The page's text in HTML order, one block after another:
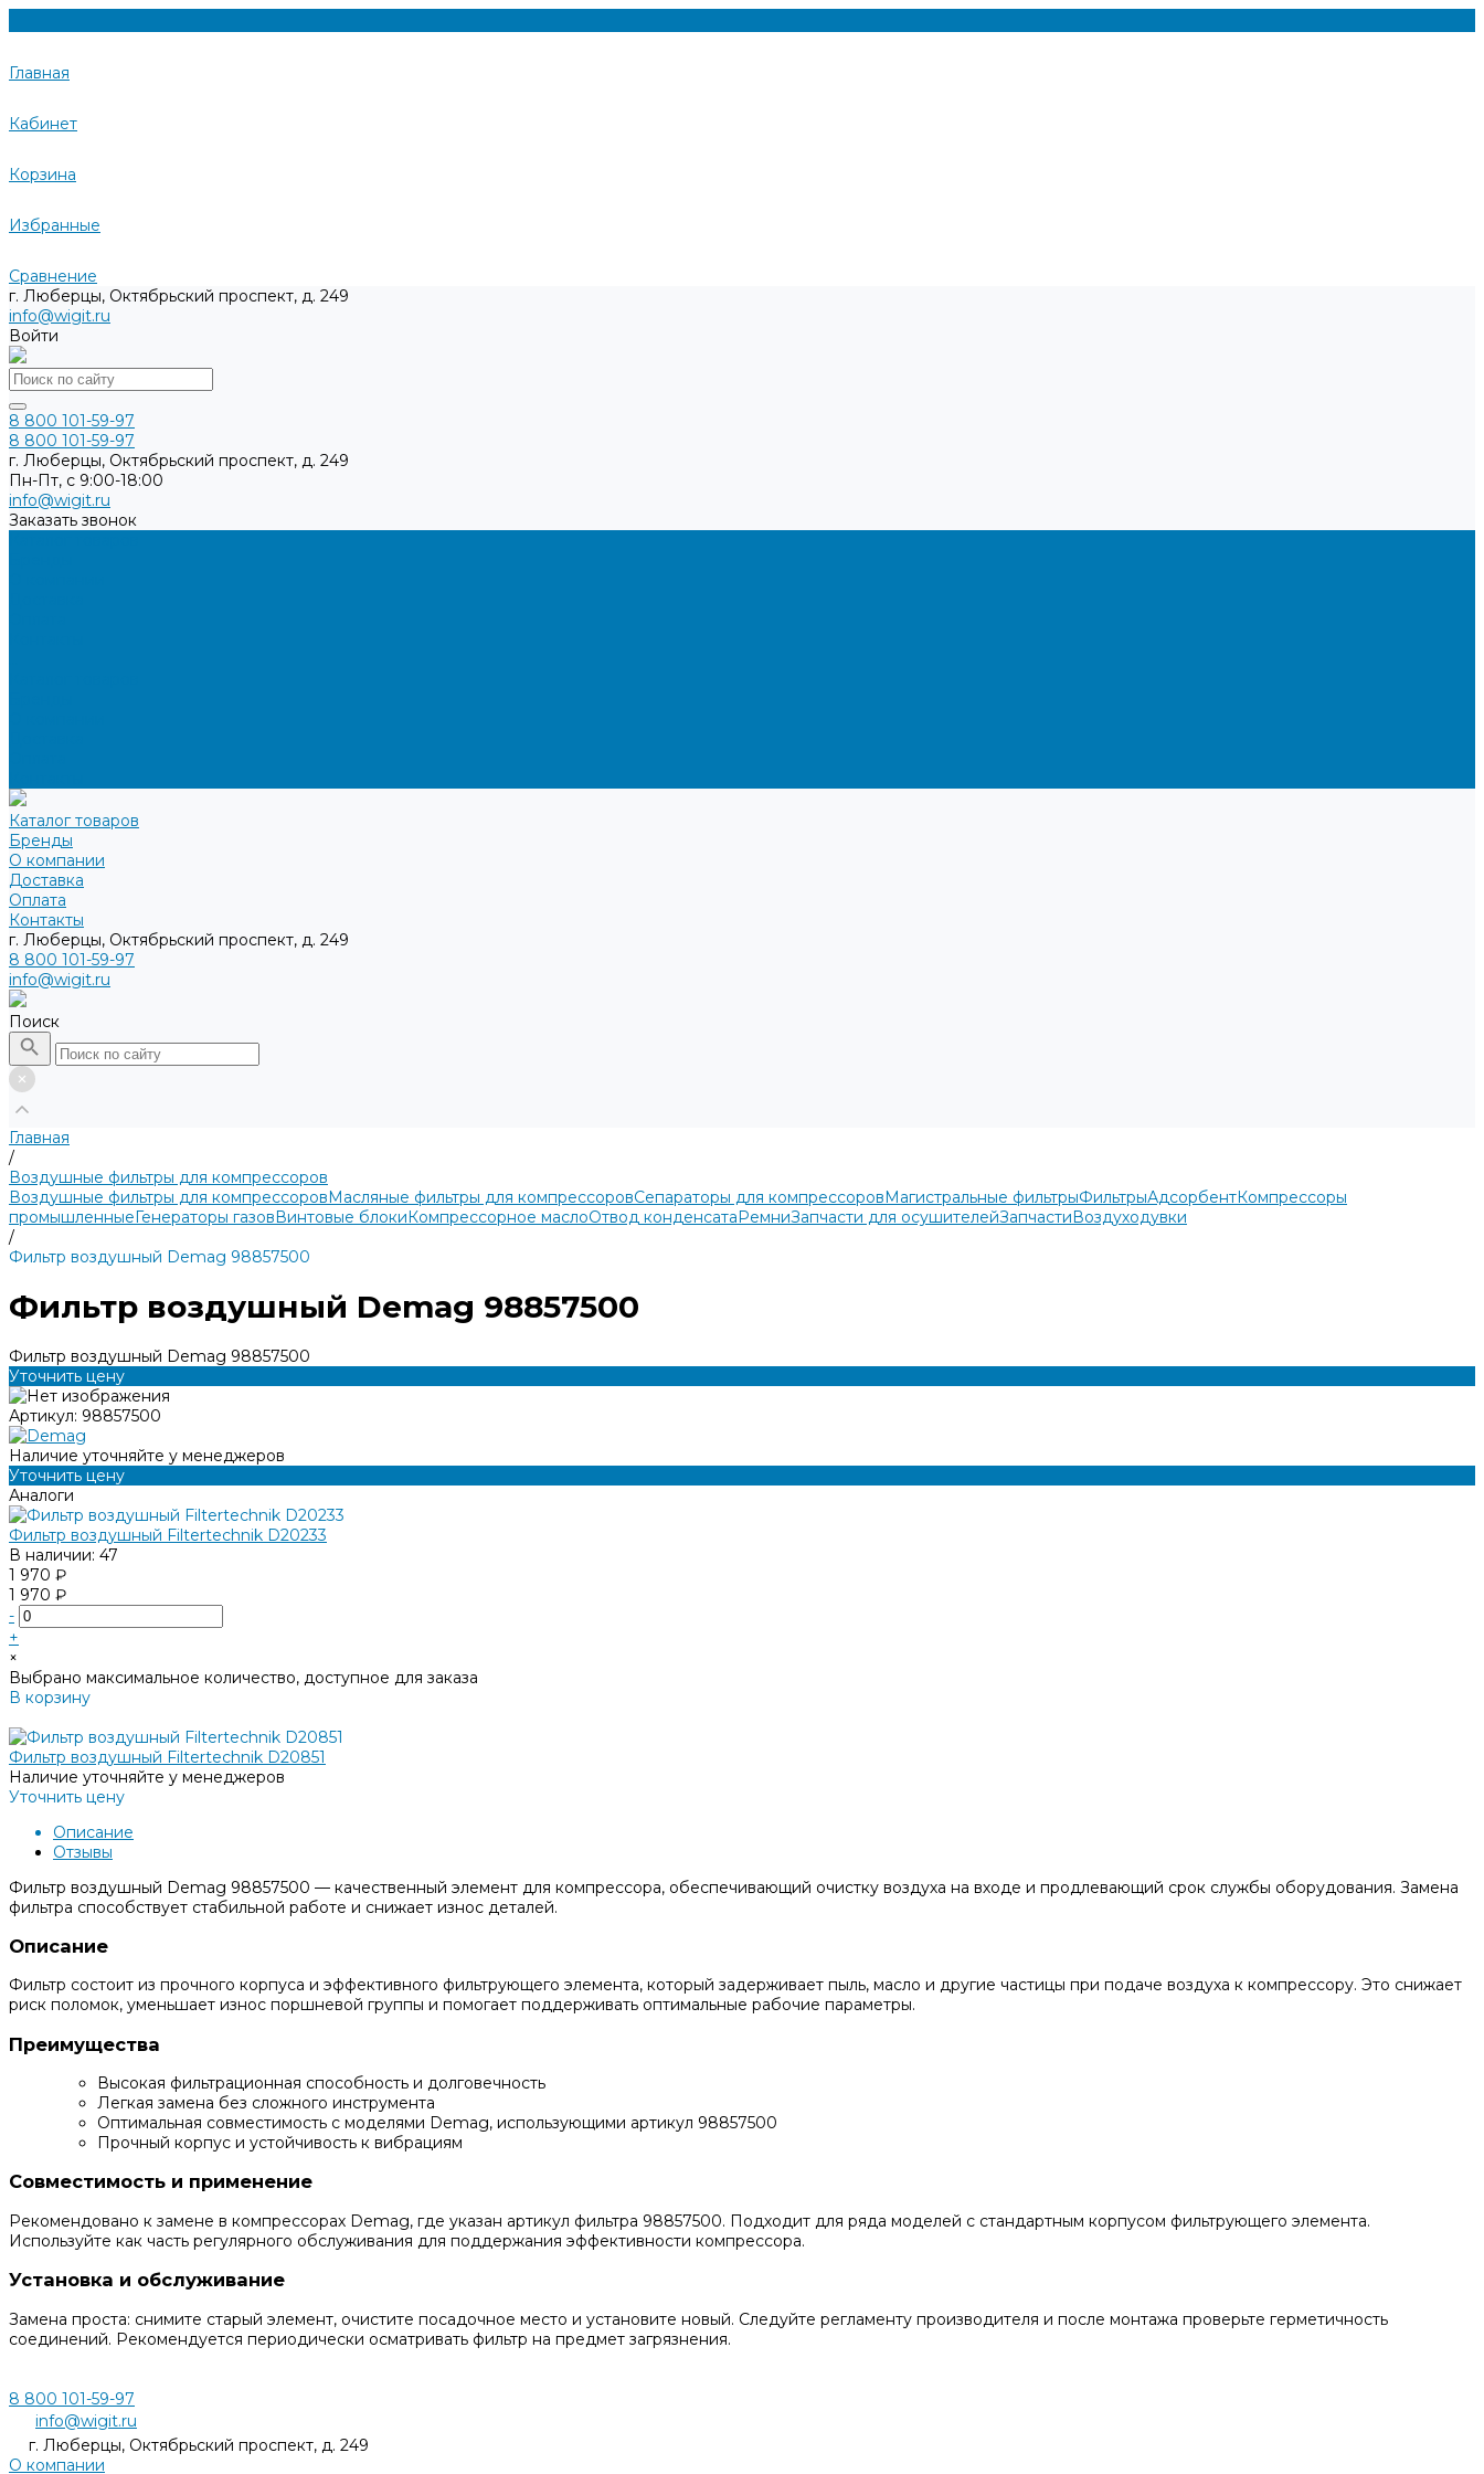
Главная
Кабинет
Корзина
Избранные
Сравнение
г. Люберцы, Октябрьский проспект, д. 249
info@wigit.ru
Войти
8 800 101-59-97
8 800 101-59-97
г. Люберцы, Октябрьский проспект, д. 249
Пн-Пт, с 9:00-18:00
info@wigit.ru
Заказать звонок
Каталог товаров
Бренды
О компании
Доставка
Оплата
Контакты
г. Люберцы, Октябрьский проспект, д. 249
8 800 101-59-97
info@wigit.ru
Поиск
Главная
/
Воздушные фильтры для компрессоров
Воздушные фильтры для компрессоровМасляные фильтры для компрессоровСепараторы для компрессоровМагистральные фильтрыФильтрыАдсорбентКомпрессоры
промышленныеГенераторы газовВинтовые блокиКомпрессорное маслоОтвод конденсатаРемниЗапчасти для осушителейЗапчастиВоздуходувки
/
Фильтр воздушный Demag 98857500
Фильтр воздушный Demag 98857500
Фильтр воздушный Demag 98857500
Уточнить цену
Артикул: 98857500
Наличие уточняйте у менеджеров
Уточнить цену
Аналоги
Фильтр воздушный Filtertechnik D20233
В наличии: 47
1 970 ₽
1 970 ₽
-
+
×
Выбрано максимальное количество, доступное для заказа
В корзину
Фильтр воздушный Filtertechnik D20851
Наличие уточняйте у менеджеров
Уточнить цену
Описание
Отзывы
Фильтр воздушный Demag 98857500 — качественный элемент для компрессора, обеспечивающий очистку воздуха на входе и продлевающий срок службы оборудования. Замена
фильтра способствует стабильной работе и снижает износ деталей.
Описание
Фильтр состоит из прочного корпуса и эффективного фильтрующего элемента, который задерживает пыль, масло и другие частицы при подаче воздуха к компрессору. Это снижает
риск поломок, уменьшает износ поршневой группы и помогает поддерживать оптимальные рабочие параметры.
Преимущества
Высокая фильтрационная способность и долговечность
Легкая замена без сложного инструмента
Оптимальная совместимость с моделями Demag, использующими артикул 98857500
Прочный корпус и устойчивость к вибрациям
Совместимость и применение
Рекомендовано к замене в компрессорах Demag, где указан артикул фильтра 98857500. Подходит для ряда моделей с стандартным корпусом фильтрующего элемента.
Используйте как часть регулярного обслуживания для поддержания эффективности компрессора.
Установка и обслуживание
Замена проста: снимите старый элемент, очистите посадочное место и установите новый. Следуйте регламенту производителя и после монтажа проверьте герметичность
соединений. Рекомендуется периодически осматривать фильтр на предмет загрязнения.
8 800 101-59-97
info@wigit.ru
г. Люберцы, Октябрьский проспект, д. 249
О компании